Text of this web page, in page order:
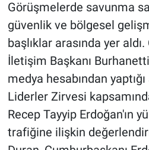
Görüşmelerde savunma
güvenlik ve bölgesel
başlıklar arasında yer
İletişim Başkanı
medya hesabından
Liderler Zirvesi
Recep Tayyip Erdoğan'ın
trafiğine ilişkin